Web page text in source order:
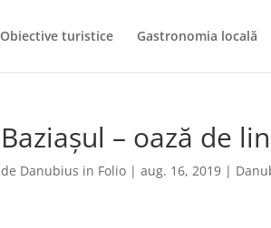
Obiective turistice Gastronomia locală
Baziașul – oază de
de Danubius in Folio |aug. 16, 2019 |